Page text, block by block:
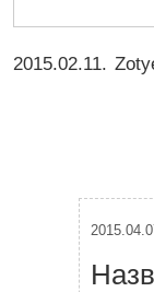
2015.02.11.